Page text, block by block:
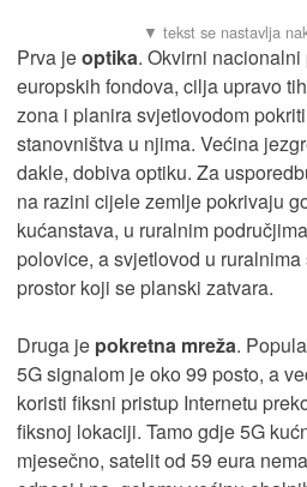
Prva jeoptika. Okvirni
europskih fondova, cilja upravo
zona i planira svjetlovodom
stanovništva u njima. Većina
dakle, dobiva optiku. Za
na razini cijele zemlje pokrivaju
kućanstava, u ruralnim
polovice, a svjetlovod u
prostor koji se planski zatvara.
Druga je pokretna mreža.
5G signalom je oko 99 posto, a
koristi fiksni pristup Internetu
fiksnoj lokaciji. Tamo gdje 5G
mjesečno, satelit od 59 eura